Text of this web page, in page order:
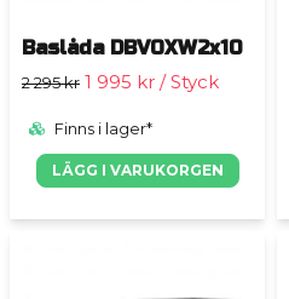
Baslåda DBVOXW2x10
2 295 kr 1 995 kr / Styck
Finns i lager*
LÄGG I VARUKORGEN